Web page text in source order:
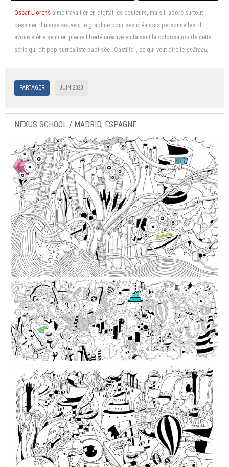
Oscar Llorens aime travailler en digital les couleurs, mais il adore surtout
dessiner. Il utilise souvent le graphite pour ses créations personnelles. Il
avoue s'être senti en pleine liberté créative en faisant la colorisation de cette
série qui dit pop surréaliste baptisée "Castillo", ce qui veut dire le château.
PARTAGER JUIN 2020
NEXUS SCHOOL / MADRID, ESPAGNE